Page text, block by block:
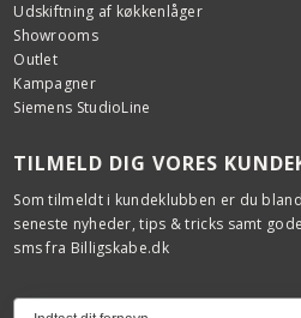
Udskiftning af køkkenlåger
Showrooms
Outlet
Kampagner
Siemens StudioLine
TILMELD DIG VORES
Som tilmeldt i kundeklubben er du
seneste nyheder, tips & tricks samt
sms fra Billigskabe.dk